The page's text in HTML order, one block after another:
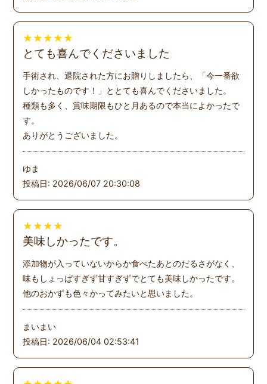
★ ★ ★ ★ ★
とても喜んでくださいました
手術され、退院された方にお贈りしましたら、「今一番欲
しかったものです！」ととても喜んでくださいました。
種類も多く、賞味期限もひと月あるので本当によかったで
す。
ありがとうございました。
ゆま
投稿日: 2026/06/07 20:30:08
★ ★ ★ ★
美味しかったです。
添加物が入っていないからか食べたあとのだるさがなく、
味もしょっぱすぎず甘すぎずでとても美味しかったです。
他のおかずも色々かってみたいと思いました。
まいまい
投稿日: 2026/06/04 02:53:41